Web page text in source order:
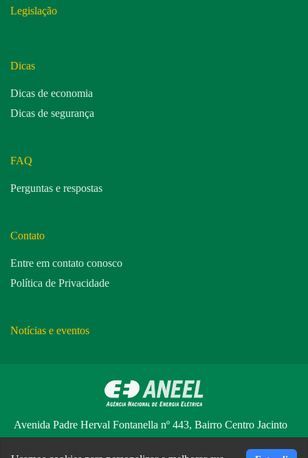
Legislação
Dicas
Dicas de economia
Dicas de segurança
FAQ
Perguntas e respostas
Contato
Entre em contato conosco
Política de Privacidade
Notícias e eventos
Avenida Padre Herval Fontanella nº 443, Bairro Centro Jacinto
Machado - Santa Catarina - CEP: 88950 000